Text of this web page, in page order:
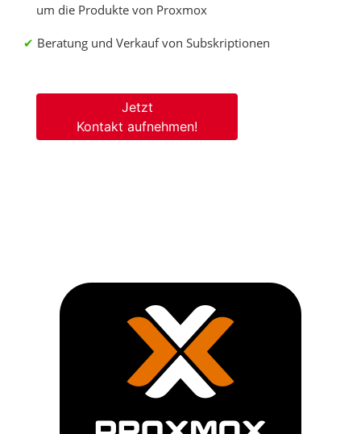
um die Produkte von Proxmox
Beratung und Verkauf von Subskriptionen
Jetzt
Kontakt aufnehmen!